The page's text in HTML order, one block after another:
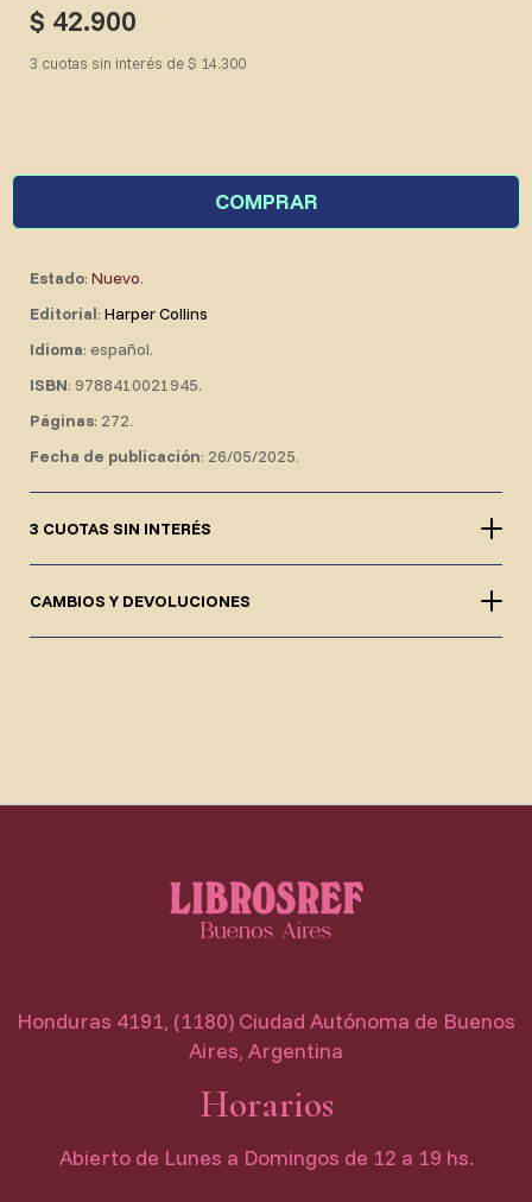
$ 42.900
3 cuotas sin interés de $ 14.300
COMPRAR
Estado: Nuevo.
Editorial: Harper Collins
Idioma: español.
ISBN: 9788410021945.
Páginas: 272.
Fecha de publicación: 26/05/2025.
3 CUOTAS SIN INTERÉS
CAMBIOS Y DEVOLUCIONES
Honduras 4191, (1180) Ciudad Autónoma de Buenos
Aires, Argentina
Horarios
Abierto de Lunes a Domingos de 12 a 19 hs.